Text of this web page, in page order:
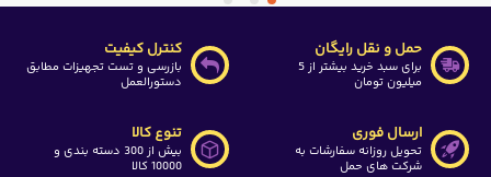
حمل و نقل رایگان
برای سبد خرید بیشتر از 5
میلیون تومان
کنترل کیفیت
بازرسی و تست تجهیزات مطابق
دستورالعمل
ارسال فوری
تحویل روزانه سفارشات به
شرکت های حمل
تنوع کالا
بیش از 300 دسته بندی و
10000 کالا